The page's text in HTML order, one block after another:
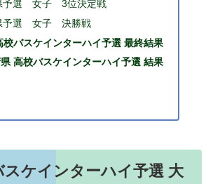
予選 女子 3位決定戦
予選 女子 決勝戦
校バスケインターハイ予選 最終結果
高校バスケインターハイ予選 結果
スケインターハイ予選 大